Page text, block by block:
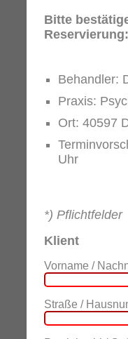
Bitte
Reservierung:
Behandler:
Praxis:
Ort: 40597
Uhr
*) Pflichtfelder
Klient
Vorname /
Straße /